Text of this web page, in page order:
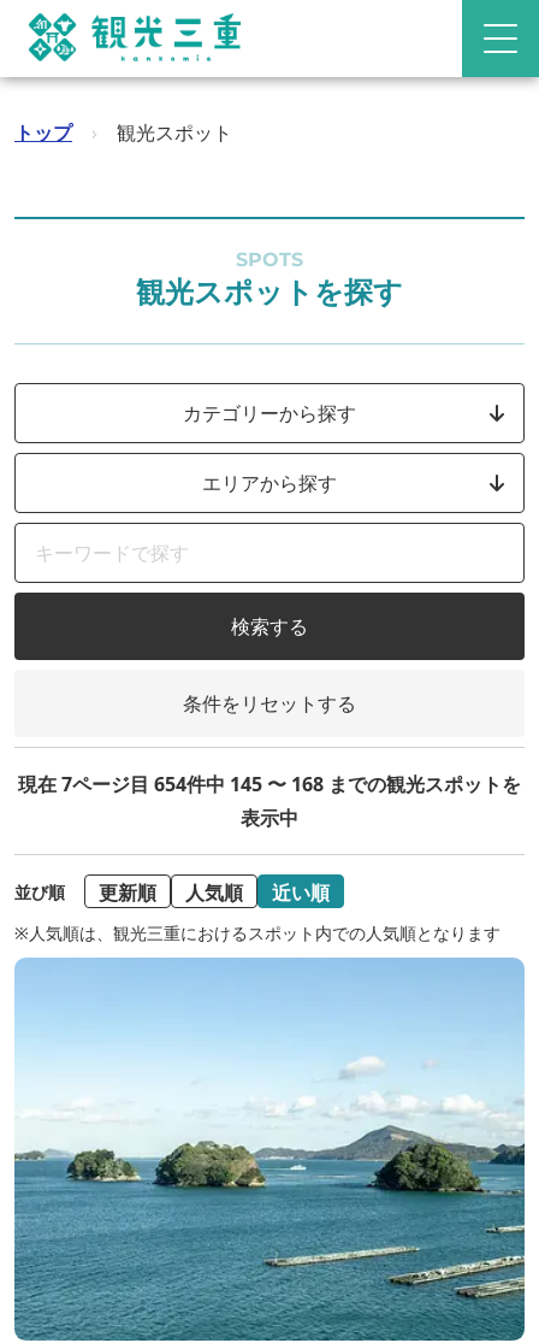
トップ › 観光スポット
SPOTS
観光スポットを探す
カテゴリーから探す
エリアから探す
検索する
条件をリセットする
現在 7ページ目 654件中 145 〜 168 までの観光スポットを
表示中
並び順 更新順 人気順 近い順
※人気順は、観光三重におけるスポット内での人気順となります